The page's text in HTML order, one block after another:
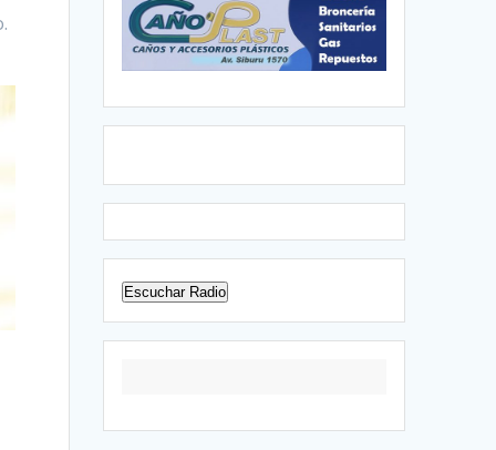
Escuchar Radio